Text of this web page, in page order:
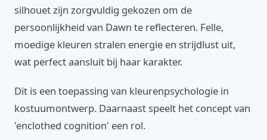
silhouet zijn zorgvuldig gekozen om de
persoonlijkheid van Dawn te reflecteren. Felle,
moedige kleuren stralen energie en strijdlust uit,
wat perfect aansluit bij haar karakter.
Dit is een toepassing van kleurenpsychologie in
kostuumontwerp. Daarnaast speelt het concept van
'enclothed cognition' een rol.